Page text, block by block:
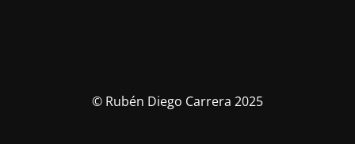
© Rubén Diego Carrera 2025